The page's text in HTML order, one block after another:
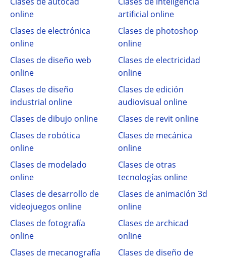
online
artificial online
Clases de electrónica
online
Clases de photoshop
online
Clases de diseño web
online
Clases de electricidad
online
Clases de diseño
industrial online
Clases de edición
audiovisual online
Clases de dibujo online
Clases de revit online
Clases de robótica
online
Clases de mecánica
online
Clases de modelado
online
Clases de otras
tecnologías online
Clases de desarrollo de
videojuegos online
Clases de animación 3d
online
Clases de fotografía
online
Clases de archicad
online
Clases de mecanografía
Clases de diseño de